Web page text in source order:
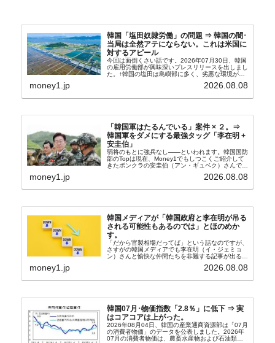
韓国「塩田奴隷労働」の問題 ⇒ 韓国の闇･
当局は全然アテにならない。これは米国に
対するアピール
今回は面倒くさい話です。2026年07月30日、韓国
の雇用労働部が興味深いプレスリリースを出しまし
た。↑韓国の塩田は島嶼部に多く、劣悪な環境が一
般に見られることが少ないため、事件の発覚を妨げ
たといわれます（後述）。これは、いわゆる「塩田
money1.jp 2026.08.08
「韓国軍はたるんでいる」案件 × ２。⇒
韓国軍をダメにする最強タッグ「李在明 +
安圭伯」
弱将のもとに強兵なし――といわれます。韓国国防
部のTopは現在、Money1でもしつこくご紹介して
きたボンクラの安圭伯（アン・ギュベク）さんで
さんと「韓国初の文官上がり」の国防部長官安圭伯
money1.jp 2026.08.08
韓国メディアが「韓国政府と李在明が吊る
される可能性もあるのでは」とほのめか
す。
「だから官製相場だってば」という話なのですが、
さすがの韓国メディアでも李在明（イ・ジェミョ
ン）さんと愉快な仲間たちを非難する記事が出るよ
『朝鮮日報』に面白い記事が出ています。「東西南
money1.jp 2026.08.08
韓国07月･物価指数「2.8％」に低下 ⇒ 実
はコアコアは上がった。
2026年08月04日、韓国の産業通商資源部は「07月
の消費者物価」のデータを公表しました。2026年
07月の消費者物価は、農畜水産物および石油類の